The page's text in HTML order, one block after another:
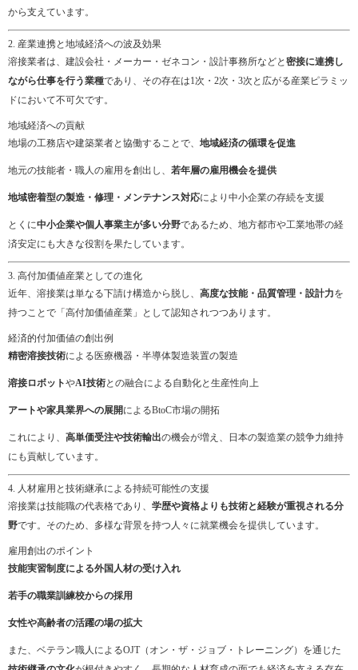
から支えています。
2. 産業連携と地域経済への波及効果
溶接業者は、建設会社・メーカー・ゼネコン・設計事務所などと 密接に連携し
ながら仕事を行う業種であり、その存在は1次・2次・3次と広がる産業ピラミッ
ドにおいて不可欠です。
地域経済への貢献
地場の工務店や建築業者と協働することで、 地域経済の循環を促進
地元の技能者・職人の雇用を創出し、 若年層の雇用機会を提供
地域密着型の製造・修理・メンテナンス対応により中小企業の存続を支援
とくに中小企業や個人事業主が多い分野であるため、地方都市や工業地帯の経
済安定にも大きな役割を果たしています。
3. 高付加価値産業としての進化
近年、溶接業は単なる下請け構造から脱し、 高度な技能・品質管理・設計力を
持つことで「高付加価値産業」として認知されつつあります。
経済的付加価値の創出例
精密溶接技術による医療機器・半導体製造装置の製造
溶接ロボットやAI技術との融合による自動化と生産性向上
アートや家具業界への展開によるBtoC市場の開拓
これにより、 高単価受注や技術輸出の機会が増え、日本の製造業の競争力維持
にも貢献しています。
4. 人材雇用と技術継承による持続可能性の支援
溶接業は技能職の代表格であり、 学歴や資格よりも技術と経験が重視される分
野です。そのため、多様な背景を持つ人々に就業機会を提供しています。
雇用創出のポイント
技能実習制度による外国人材の受け入れ
若手の職業訓練校からの採用
女性や高齢者の活躍の場の拡大
また、ベテラン職人によるOJT（オン・ザ・ジョブ・トレーニング）を通じた